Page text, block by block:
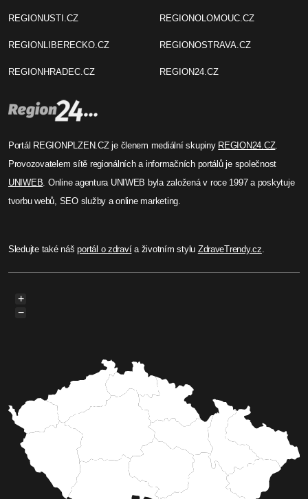
REGIONUSTI.CZ
REGIONLIBERECKO.CZ
REGIONHRADEC.CZ
REGIONOLOMOUC.CZ
REGIONOSTRAVA.CZ
REGION24.CZ
Portál REGIONPLZEN.CZ je členem mediální skupiny REGION24.CZ.
Provozovatelem sítě regionálních a informačních portálů je společnost
UNIWEB. Online agentura UNIWEB byla založená v roce 1997 a poskytuje
tvorbu webů, SEO služby a online marketing.
Sledujte také nášportál o zdravía životním stylu ZdraveTrendy.cz.
+
−